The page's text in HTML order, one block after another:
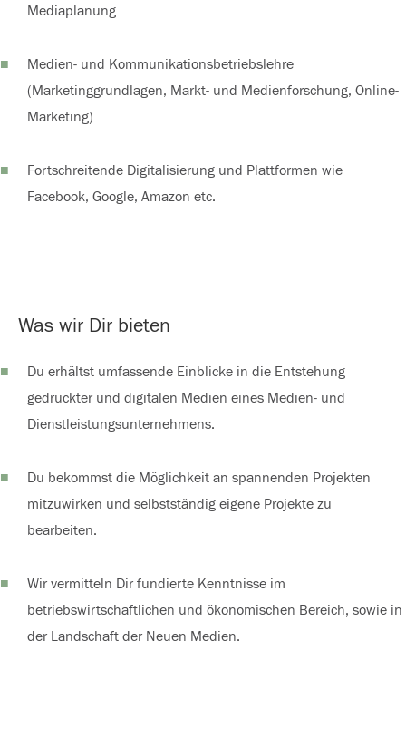
Mediaplanung
Medien- und Kommunikationsbetriebslehre
(Marketinggrundlagen, Markt- und Medienforschung, Online-
Marketing)
Fortschreitende Digitalisierung und Plattformen wie
Facebook, Google, Amazon etc.
Was wir Dir bieten
Du erhältst umfassende Einblicke in die Entstehung
gedruckter und digitalen Medien eines Medien- und
Dienstleistungsunternehmens.
Du bekommst die Möglichkeit an spannenden Projekten
mitzuwirken und selbstständig eigene Projekte zu
bearbeiten.
Wir vermitteln Dir fundierte Kenntnisse im
betriebswirtschaftlichen und ökonomischen Bereich, sowie in
der Landschaft der Neuen Medien.